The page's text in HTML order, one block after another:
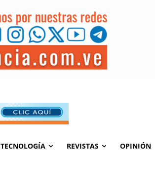
TECNOLOGÍA REVISTAS OPINIÓN